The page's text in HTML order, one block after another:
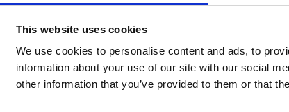
This website uses cookies
We use cookies to personalise content and ads, to
information about your use of our site with our social
other information that you’ve provided to them or that
Man mener, at malteserens forfædre
lastrum. Derfor har malteseren en god
en selskabshund end som en
de fleste omgivelser og livsstile, hvilket